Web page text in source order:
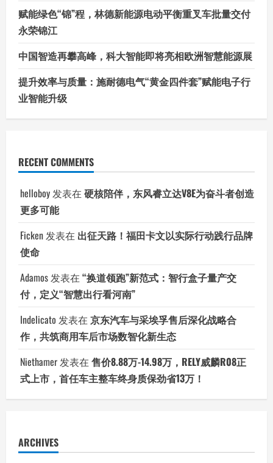
赋能绿色“锦”程，林德新能源电动平衡重叉车批量交付
永荣锦江
中国智造再攀高峰，科大智能即将亮相欧洲智慧能源展
提升效率与质量：施耐德电气“黄金四件套”赋能电子行
业智能升级
RECENT COMMENTS
helloboy 发表在 硬核陪伴，东风睿立达V8E为奋斗者创造
更多可能
Ficken 发表在 出征天路！福田卡文以实际行动践行品牌
使命
Adamos 发表在 “换道领跑”新范式：智行盒子量产交
付，定义“智慧出行看河南”
Indelicato 发表在 京东汽车与采埃孚售后深化战略合
作，共筑商用车后市场数智化新生态
Niethamer 发表在 售价8.88万-14.98万，RELY威麟R08正
式上市，首任车主整车终身质保劲省13万！
ARCHIVES